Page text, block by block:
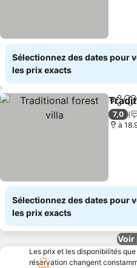
Sélectionnez des dates pour
les prix exacts
7,0
à
Sélectionnez des dates pour
les prix exacts
Voir
Les prix et les disponibilités
réservation changent